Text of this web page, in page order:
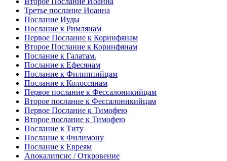
Третье послание Иоанна
Послание Иуды
Послание к Римлянам
Первое Послание к Коринфянам
Второе Послание к Коринфянам
Послание к Галатам.
Послание к Ефесянам
Послание к Филиппийцам
Послание к Колоссянам
Первое послание к Фессалоникийцам
Второе послание к Фессалоникийцам
Первое Послание к Тимофею
Второе послание к Тимофею
Послание к Титу
Послание к Филимону
Послание к Евреям
Апокалипсис / Откровение